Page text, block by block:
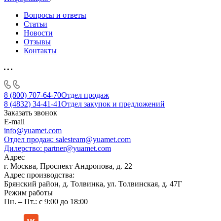
Вопросы и ответы
Статьи
Новости
Отзывы
Контакты
8 (800) 707-64-70Отдел продаж
8 (4832) 34-41-41Отдел закупок и предложений
Заказать звонок
E-mail
info@yuamet.com
Отдел продаж: salesteam@yuamet.com
Дилерство: partner@yuamet.com
Адрес
г. Москва, Проспект Андропова, д. 22
Адрес производства:
Брянский район, д. Толвинка, ул. Толвинская, д. 47Г
Режим работы
Пн. – Пт.: с 9:00 до 18:00